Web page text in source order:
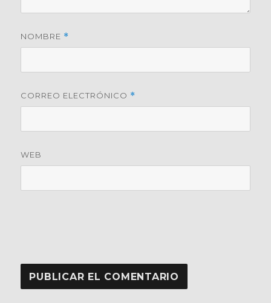
NOMBRE *
CORREO ELECTRÓNICO *
WEB